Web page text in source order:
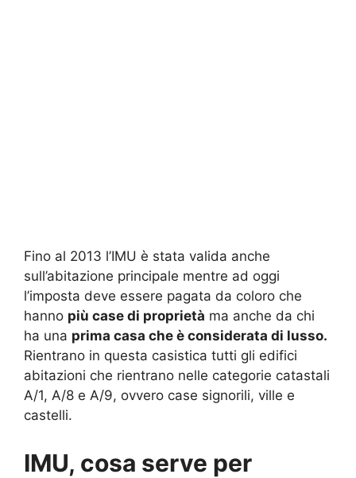
Fino al 2013 l’IMU è stata valida anche
sull’abitazione principale mentre ad oggi
l’imposta deve essere pagata da coloro che
hanno più case di proprietà ma anche da chi
ha una prima casa che è considerata di lusso.
Rientrano in questa casistica tutti gli edifici
abitazioni che rientrano nelle categorie catastali
A/1, A/8 e A/9, ovvero case signorili, ville e
castelli.
IMU, cosa serve per